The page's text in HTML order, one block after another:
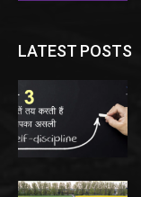
LATEST POSTS